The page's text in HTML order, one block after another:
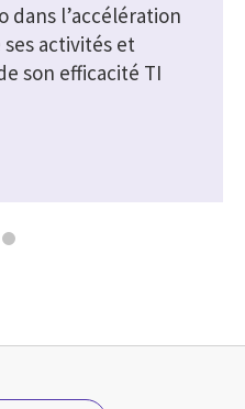
dans l’accélération
activités et
son efficacité TI